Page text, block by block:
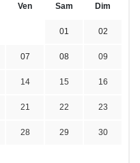
Ven Sam Dim
01 02
07 08 09
14 15 16
21 22 23
28 29 30